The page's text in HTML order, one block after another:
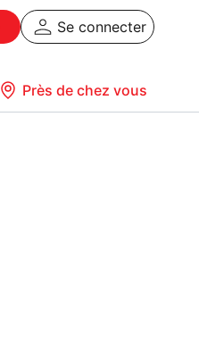
Se connecter
Près de chez vous